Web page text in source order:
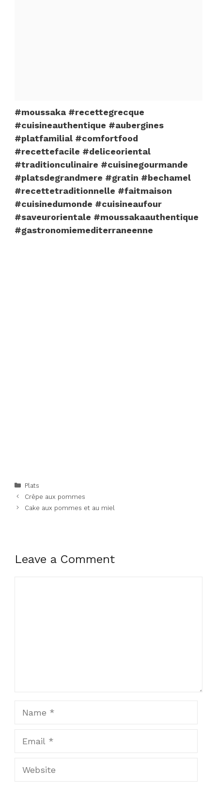
#moussaka #recettegrecque
#cuisineauthentique #aubergines
#platfamilial #comfortfood
#recettefacile #deliceoriental
#traditionculinaire #cuisinegourmande
#platsdegrandmere #gratin #bechamel
#recettetraditionnelle #faitmaison
#cuisinedumonde #cuisineaufour
#saveurorientale #moussakaauthentique
#gastronomiemediterraneenne
Categories
Plats
Crêpe aux pommes
Cake aux pommes et au miel
Leave a Comment